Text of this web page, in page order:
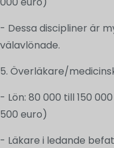
- Dessa discipliner är
välavlönade.
5. Överläkare/
- Lön: 80 000 till 150
500 euro)
- Läkare i ledande